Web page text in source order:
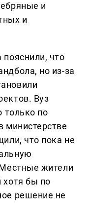
и
и
что
но из-за
Вуз
только по
министерстве
что пока не
жители
хотя бы по
решение не